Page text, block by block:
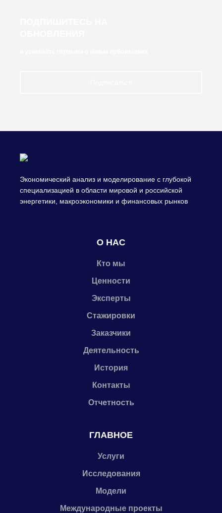
Экономический анализ и моделирование с глубокой
специализацией в области мировой и российской
энергетики, макроэкономики и финансовых рынков
О НАС
Кто мы
Ценности
Эксперты
Стажировки
Заказчики
Деятельность
История
Контакты
Отчетность
ГЛАВНОЕ
Услуги
Исследования
Модели
Международные проекты